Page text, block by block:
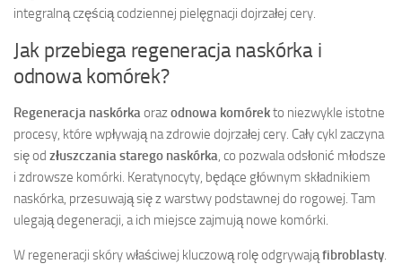
integralną częścią codziennej pielęgnacji dojrzałej cery.
Jak przebiega regeneracja naskórka i
odnowa komórek?
Regeneracja naskórkaorazodnowa komórekto niezwykle istotne
procesy, które wpływają na zdrowie dojrzałej cery. Cały cykl zaczyna
się od złuszczania starego naskórka, co pozwala odsłonić młodsze
i zdrowsze komórki. Keratynocyty, będące głównym składnikiem
naskórka, przesuwają się z warstwy podstawnej do rogowej. Tam
ulegają degeneracji, a ich miejsce zajmują nowe komórki.
W regeneracji skóry właściwej kluczową rolę odgrywająfibroblasty.